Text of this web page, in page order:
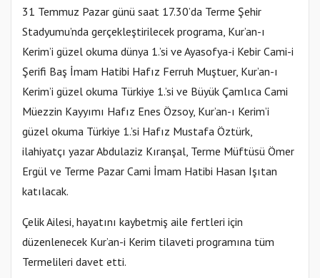
31 Temmuz Pazar günü saat 17.30’da Terme Şehir
Stadyumu’nda gerçekleştirilecek programa, Kur’an-ı
Kerim’i güzel okuma dünya 1.’si ve Ayasofya-i Kebir Cami-i
Şerifi Baş İmam Hatibi Hafız Ferruh Muştuer, Kur’an-ı
Kerim’i güzel okuma Türkiye 1.’si ve Büyük Çamlıca Cami
Müezzin Kayyımı Hafız Enes Özsoy, Kur’an-ı Kerim’i
güzel okuma Türkiye 1.’si Hafız Mustafa Öztürk,
ilahiyatçı yazar Abdulaziz Kıranşal, Terme Müftüsü Ömer
Ergül ve Terme Pazar Cami İmam Hatibi Hasan Işıtan
katılacak.
Çelik Ailesi, hayatını kaybetmiş aile fertleri için
düzenlenecek Kur’an-i Kerim tilaveti programına tüm
Termelileri davet etti.